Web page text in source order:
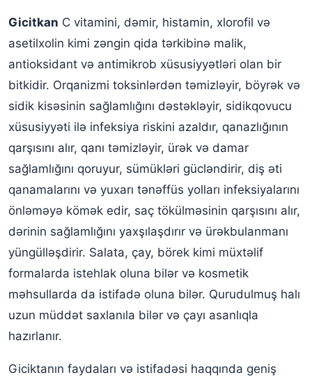
Gicitkanın Faydaları Nələrdir?
Gicitkandan Necə İstifadə Olunur?
Gicitkan Çayı Necə Hazırlanır?
Gicitkanın Zərərləri Nələrdir?
Gicitkan Xərçəngə Səbəb Olurmu?
Gicitkan C vitamini, dəmir, histamin, xlorofil və
asetilxolin kimi zəngin qida tərkibinə malik,
antioksidant və antimikrob xüsusiyyətləri olan bir
bitkidir. Orqanizmi toksinlərdən təmizləyir, böyrək və
sidik kisəsinin sağlamlığını dəstəkləyir, sidikqovucu
xüsusiyyəti ilə infeksiya riskini azaldır, qanazlığının
qarşısını alır, qanı təmizləyir, ürək və damar
sağlamlığını qoruyur, sümükləri gücləndirir, diş əti
qanamalarını və yuxarı tənəffüs yolları infeksiyalarını
önləməyə kömək edir, saç tökülməsinin qarşısını alır,
dərinin sağlamlığını yaxşılaşdırır və ürəkbulanmanı
yüngülləşdirir. Salata, çay, börek kimi müxtəlif
formalarda istehlak oluna bilər və kosmetik
məhsullarda da istifadə oluna bilər. Qurudulmuş halı
uzun müddət saxlanıla bilər və çayı asanlıqla
hazırlanır.
Giciktanın faydaları və istifadəsi haqqında geniş